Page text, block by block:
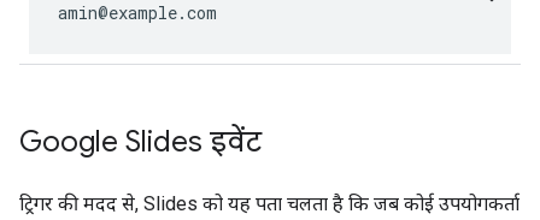
amin@example.com
Google Slides इवेंट
ट्रिगर की मदद से, Slides को यह पता चलता है कि जब कोई उपयोगकर्ता